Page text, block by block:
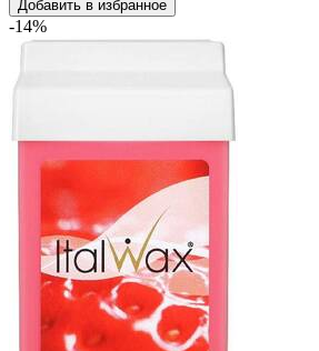
Добавить в избранное
-14%